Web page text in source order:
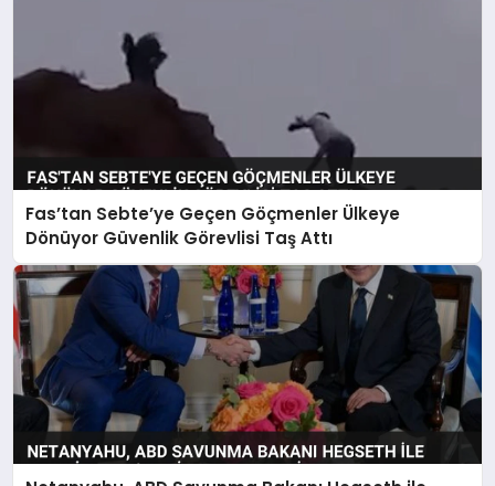
Fas’tan Sebte’ye Geçen Göçmenler Ülkeye
Dönüyor Güvenlik Görevlisi Taş Attı